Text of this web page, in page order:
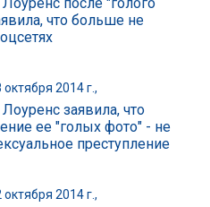
что больше не
октября 2014 г.,
заявила, что
ее "голых фото" - не
преступление
октября 2014 г.,